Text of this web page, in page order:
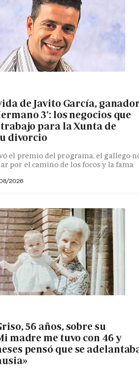
de Javito García,
3': los negocios que
para la Xunta de
divorcio
el premio del programa, el gallego
por el camino de los focos y la fama
2026
56 años, sobre su
madre me tuvo con 46 y
pensó que se